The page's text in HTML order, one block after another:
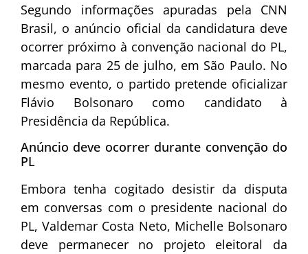
Segundo informações apuradas pela CNN
Brasil, o anúncio oficial da candidatura deve
ocorrer próximo à convenção nacional do PL,
marcada para 25 de julho, em São Paulo. No
mesmo evento, o partido pretende oficializar
Flávio Bolsonaro como candidato à
Presidência da República.
Anúncio deve ocorrer durante convenção do
PL
Embora tenha cogitado desistir da disputa
em conversas com o presidente nacional do
PL, Valdemar Costa Neto, Michelle Bolsonaro
deve permanecer no projeto eleitoral da